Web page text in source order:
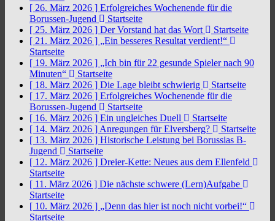
[ 26. März 2026 ] Erfolgreiches Wochenende für die
Borussen-Jugend
Startseite
[ 25. März 2026 ] Der Vorstand hat das Wort
Startseite
[ 21. März 2026 ] „Ein besseres Resultat verdient!“
Startseite
[ 19. März 2026 ] „Ich bin für 22 gesunde Spieler nach 90
Minuten“
Startseite
[ 18. März 2026 ] Die Lage bleibt schwierig
Startseite
[ 17. März 2026 ] Erfolgreiches Wochenende für die
Borussen-Jugend
Startseite
[ 16. März 2026 ] Ein ungleiches Duell
Startseite
[ 14. März 2026 ] Anregungen für Elversberg?
Startseite
[ 13. März 2026 ] Historische Leistung bei Borussias B-
Jugend
Startseite
[ 12. März 2026 ] Dreier-Kette: Neues aus dem Ellenfeld
Startseite
[ 11. März 2026 ] Die nächste schwere (Lern)Aufgabe
Startseite
[ 10. März 2026 ] „Denn das hier ist noch nicht vorbei!“
Startseite